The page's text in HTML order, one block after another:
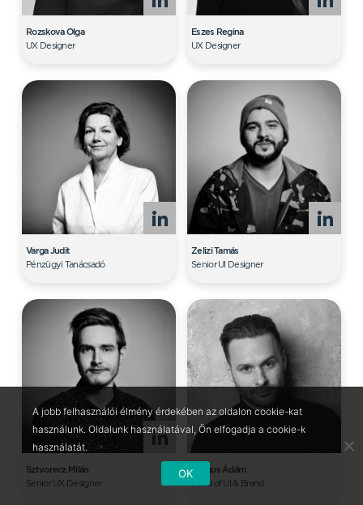
Rozskova Olga
UX Designer
Eszes Regina
UX Designer
Varga Judit
Pénzügyi Tanácsadó
Zelizi Tamás
Senior UI Designer
Sztvorecz Milán
Senior UX Designer
Drágus Ádám
Head of UI & Brand
A jobb felhasználói élmény érdekében az oldalon cookie-kat
használunk. Oldalunk használatával, Ön elfogadja a cookie-k
használatát.
OK